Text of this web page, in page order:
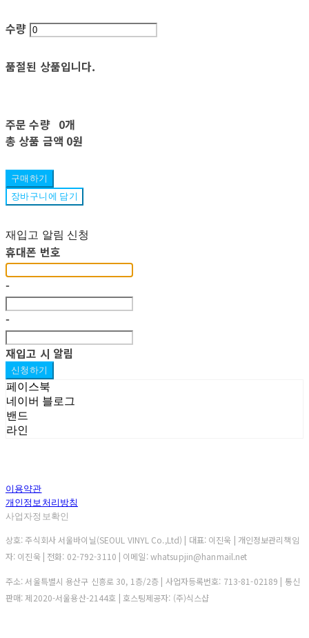
수량
품절된 상품입니다.
주문 수량 0개
총 상품 금액 0원
구매하기
장바구니에 담기
재입고 알림 신청
휴대폰 번호
-
-
재입고 시 알림
신청하기
페이스북
네이버 블로그
밴드
라인
이용약관
개인정보처리방침
사업자정보확인
상호: 주식회사 서울바이닐(SEOUL VINYL Co.,Ltd) | 대표: 이진욱 | 개인정보관리책임
자: 이진욱 | 전화: 02-792-3110 | 이메일: whatsupjin@hanmail.net
주소: 서울특별시 용산구 신흥로 30, 1층/2층 | 사업자등록번호: 713-81-02189 | 통신
판매: 제2020-서울용산-2144호 | 호스팅제공자: (주)식스샵